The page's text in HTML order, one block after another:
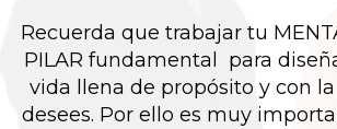
Recuerda que trabajar tu
PILAR fundamental para
vida llena de propósito y con
desees. Por ello es muy